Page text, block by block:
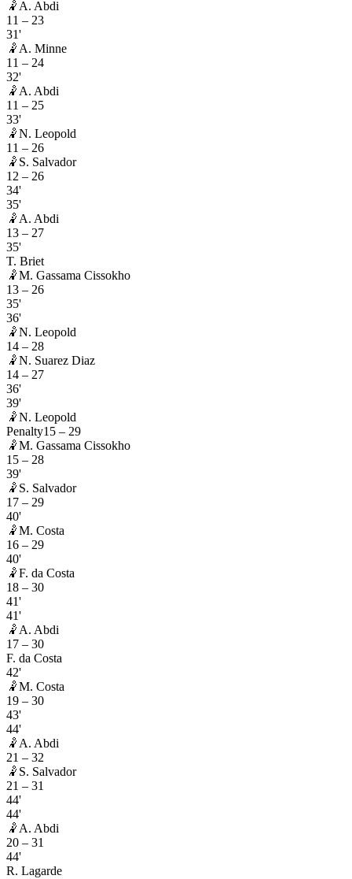
🤾 A. Abdi
11 – 23
31'
🤾 A. Minne
11 – 24
32'
🤾 A. Abdi
11 – 25
33'
🤾N. Leopold
11 – 26
🤾 S. Salvador
12 – 26
34'
35'
🤾 A. Abdi
13 – 27
35'
T. Briet
🤾M. Gassama Cissokho
13 – 26
35'
36'
🤾N. Leopold
14 – 28
🤾N. Suarez Diaz
14 – 27
36'
39'
🤾N. Leopold
Penalty15 – 29
🤾M. Gassama Cissokho
15 – 28
39'
🤾 S. Salvador
17 – 29
40'
🤾M. Costa
16 – 29
40'
🤾F. da Costa
18 – 30
41'
41'
🤾 A. Abdi
17 – 30
F. da Costa
42'
🤾M. Costa
19 – 30
43'
44'
🤾 A. Abdi
21 – 32
🤾 S. Salvador
21 – 31
44'
44'
🤾 A. Abdi
20 – 31
44'
R. Lagarde